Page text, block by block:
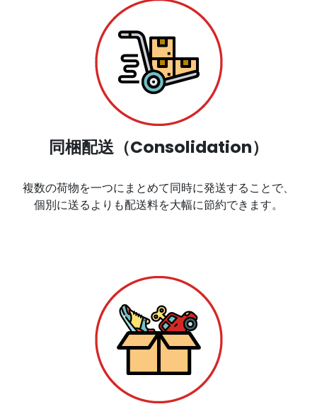
同梱配送（Consolidation）
複数の荷物を一つにまとめて同時に発送することで、
個別に送るよりも配送料を大幅に節約できます。